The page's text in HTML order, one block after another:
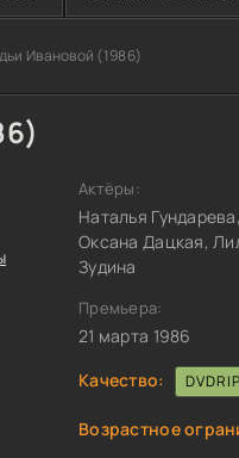
Ивановой (1986)
Актёры:
Наталья
Оксана Дацкая,
Зудина
Премьера:
21 марта 1986
Качество:
DVDRIP
Возрастное